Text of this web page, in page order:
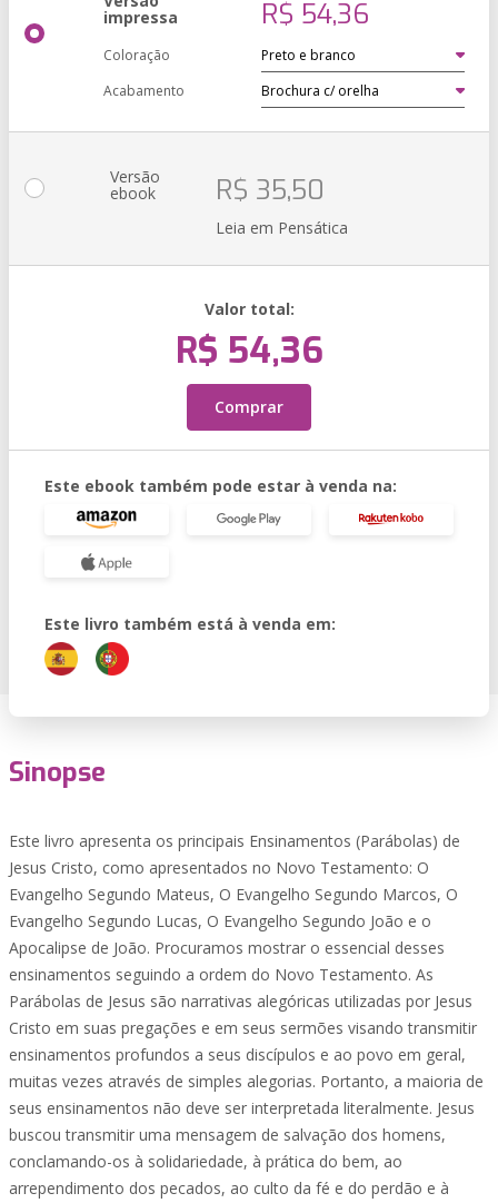
impressa R$ 54,36
Coloração
Acabamento
Versão
ebook R$ 35,50
Leia em Pensática
Valor total:
R$ 54,36
Comprar
Este ebook também pode estar à venda na:
Este livro também está à venda em:
Sinopse
Este livro apresenta os principais Ensinamentos (Parábolas) de
Jesus Cristo, como apresentados no Novo Testamento: O
Evangelho Segundo Mateus, O Evangelho Segundo Marcos, O
Evangelho Segundo Lucas, O Evangelho Segundo João e o
Apocalipse de João. Procuramos mostrar o essencial desses
ensinamentos seguindo a ordem do Novo Testamento. As
Parábolas de Jesus são narrativas alegóricas utilizadas por Jesus
Cristo em suas pregações e em seus sermões visando transmitir
ensinamentos profundos a seus discípulos e ao povo em geral,
muitas vezes através de simples alegorias. Portanto, a maioria de
seus ensinamentos não deve ser interpretada literalmente. Jesus
buscou transmitir uma mensagem de salvação dos homens,
conclamando-os à solidariedade, à prática do bem, ao
arrependimento dos pecados, ao culto da fé e do perdão e à